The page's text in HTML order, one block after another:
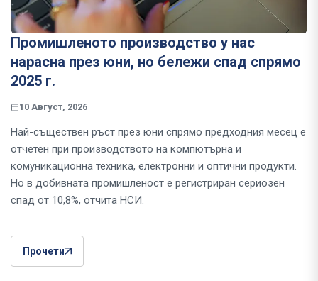
Промишленото производство у нас
нарасна през юни, но бележи спад спрямо
2025 г.
10 Август, 2026
Най-съществен ръст през юни спрямо предходния месец е
отчетен при производството на компютърна и
комуникационна техника, електронни и оптични продукти.
Но в добивната промишленост е регистриран сериозен
спад от 10,8%, отчита НСИ.
Прочети